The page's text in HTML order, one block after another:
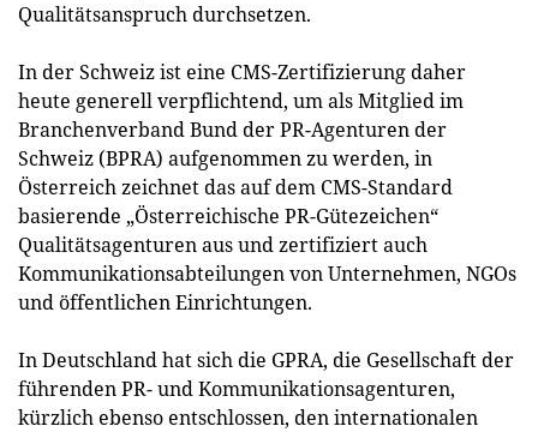
Qualitätsanspruch durchsetzen.
In der Schweiz ist eine CMS-Zertifizierung daher
heute generell verpflichtend, um als Mitglied im
Branchenverband Bund der PR-Agenturen der
Schweiz (BPRA) aufgenommen zu werden, in
Österreich zeichnet das auf dem CMS-Standard
basierende „Österreichische PR-Gütezeichen“
Qualitätsagenturen aus und zertifiziert auch
Kommunikationsabteilungen von Unternehmen, NGOs
und öffentlichen Einrichtungen.
In Deutschland hat sich die GPRA, die Gesellschaft der
führenden PR- und Kommunikationsagenturen,
kürzlich ebenso entschlossen, den internationalen